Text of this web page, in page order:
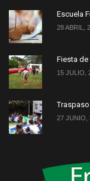
Escuela
28 ABRIL,
Fiesta de
15 JULIO,
27 JUNIO,